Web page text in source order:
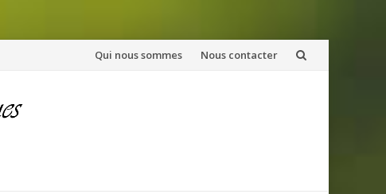
Aller
Qui nous sommes Nous contacter